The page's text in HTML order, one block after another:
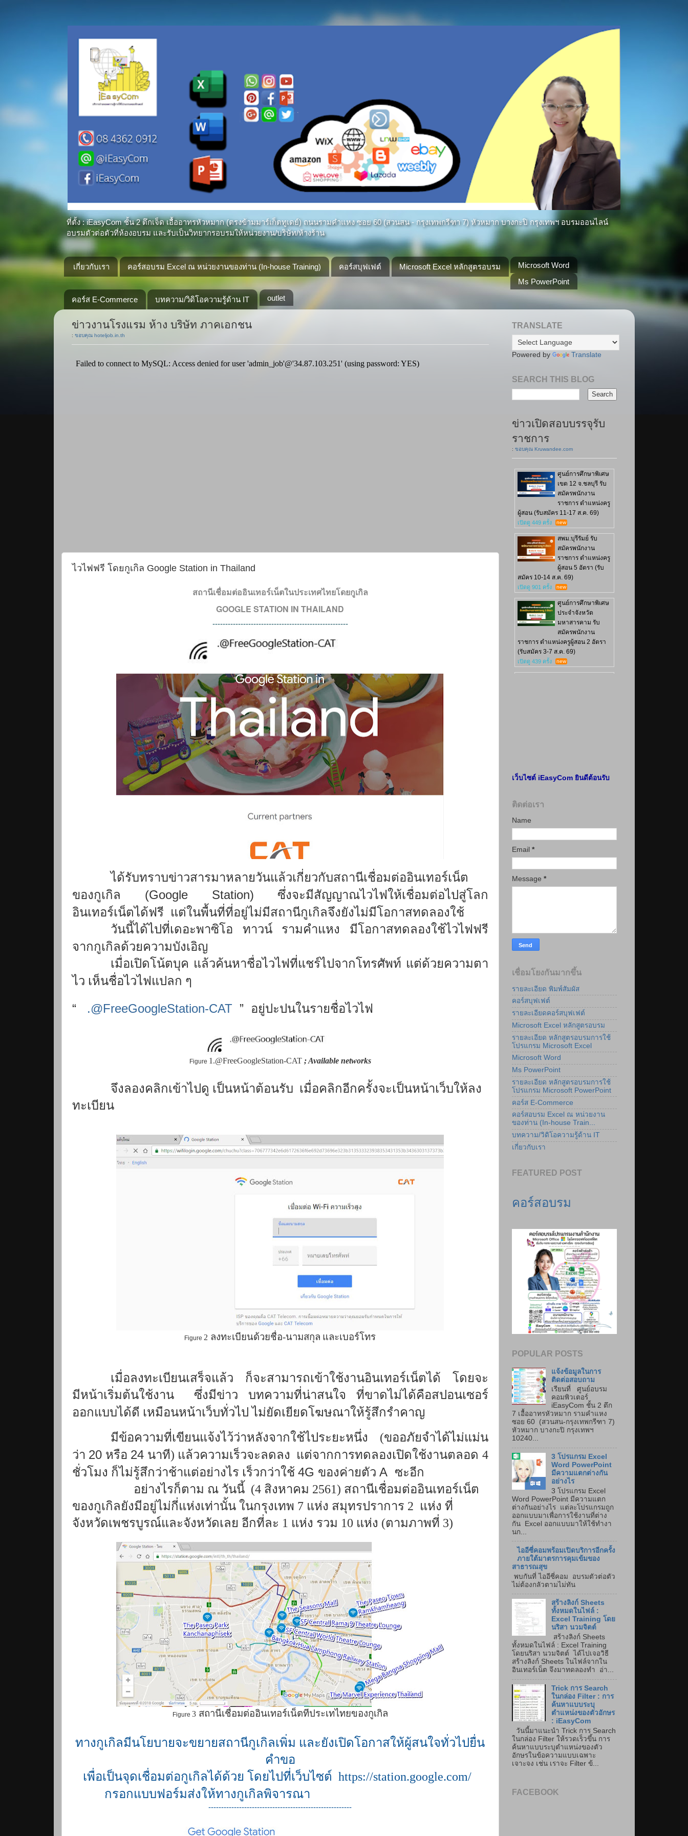
ที่ตั้ง : iEasyCom ชั้น 2 ตึกเจ็ด เอื้ออาทรหัวหมาก (ตรงข้ามมาร์เก็ตทูเดย์) ถนนรามคำแหง ซอย 60 (สวนสน - กรุงเทพกรีฑา 7) หัวหมาก บางกะปิ กรุงเทพฯ อบรมออนไลน์
อบรมตัวต่อตัวที่ห้องอบรม และรับเป็นวิทยากรอบรมให้หน่วยงาน/บริษัท/ห้างร้าน
เกี่ยวกับเรา คอร์สอบรม Excel ณ หน่วยงานของท่าน (In-house Training) คอร์สบุฟเฟต์ Microsoft Excel หลักสูตรอบรม
Microsoft Word
Ms PowerPoint
คอร์ส E-Commerce บทความ/วิดิโอความรู้ด้าน IT outlet
ข่าวงานโรงแรม ห้าง บริษัท ภาคเอกชน
: ขอบคุณ hoteljob.in.th
ไวไฟฟรี โดยกูเกิล Google Station in Thailand
สถานีเชื่อมต่ออินเทอร์เน็ตในประเทศไทยโดยกูเกิล
GOOGLE STATION IN THAILAND
-----------------------------------------------------
ได้รับทราบข่าวสารมาหลายวันแล้วเกี่ยวกับสถานีเชื่อมต่ออินเทอร์เน็ต
ของกูเกิล (Google Station) ซึ่งจะมีสัญญาณไวไฟให้เชื่อมต่อไปสู่โลก
อินเทอร์เน็ตได้ฟรี
แต่ในพื้นที่ที่อยู่ไม่มีสถานีกูเกิลจึงยังไม่มีโอกาสทดลองใช้
วันนี้ได้ไปที่เดอะพาซิโอ ทาวน์ รามคำแหง มีโอกาสทดลองใช้ไวไฟฟรี
จากกูเกิลด้วยความบังเอิญ
เมื่อเปิดโน้ตบุค แล้วค้นหาชื่อไวไฟที่แชร์ไปจากโทรศัพท์ แต่ด้วยความตา
ไว เห็นชื่อไวไฟแปลก ๆ
“ .@FreeGoogleStation-CAT ” อยู่ปะปนในรายชื่อไวไฟ
Figure 1 .@FreeGoogleStation-CAT ; Available networks
จึงลองคลิกเข้าไปดู เป็นหน้าต้อนรับ เมื่อคลิกอีกครั้งจะเป็นหน้าเว็บให้ลง
ทะเบียน
Figure 2 ลงทะเบียนด้วยชื่อ-นามสกุล และเบอร์โทร
เมื่อลงทะเบียนเสร็จแล้ว ก็จะสามารถเข้าใช้งานอินเทอร์เน็ตได้ โดยจะ
มีหน้าเริ่มต้นใช้งาน ซึ่งมีข่าว บทความที่น่าสนใจ ที่ขาดไม่ได้คือสปอนเซอร์
ออกแบบได้ดี เหมือนหน้าเว็บทั่วไป ไม่ยัดเยียดโฆษณาให้รู้สึกรำคาญ
มีข้อความที่เขียนแจ้งไว้ว่าหลังจากใช้ไประยะหนึ่ง (ขออภัยจำได้ไม่แม่น
ว่า 20 หรือ 24 นาที) แล้วความเร็วจะลดลง แต่จากการทดลองเปิดใช้งานตลอด 4
ชั่วโมง ก็ไม่รู้สึกว่าช้าแต่อย่างไร เร็วกว่าใช้ 4G ของค่ายตัว A ซะอีก
อย่างไรก็ตาม ณ วันนี้ (4 สิงหาคม 2561) สถานีเชื่อมต่ออินเทอร์เน็ต
ของกูเกิลยังมีอยู่ไม่กี่แห่งเท่านั้น ในกรุงเทพ 7แห่ง สมุทรปราการ 2 แห่ง ที่
จังหวัดเพชรบูรณ์และจังหวัดเลย อีกที่ละ 1 แห่ง รวม 10 แห่ง (ตามภาพที่ 3)
Figure 3สถานีเชื่อมต่ออินเทอร์เน็ตทีประเทไทยของกูเกิล
ทางกูเกิลมีนโยบายจะขยายสถานีกูเกิลเพิ่ม และยังเปิดโอกาสให้ผู้สนใจทั่วไปยื่น
คำขอ
เพื่อเป็นจุดเชื่อมต่อกูเกิลได้ด้วย โดยไปที่เว็บไซต์ https://station.google.com/
กรอกแบบฟอร์มส่งให้ทางกูเกิลพิจารณา
--------------------------------------------------------
TRANSLATE
Powered by Translate
SEARCH THIS BLOG
ข่าวเปิดสอบบรรจุรับ
ราชการ
: ขอบคุณ Kruwandee.com
เว็บไซต์ iEasyCom ยินดีต้อนรับ
ติดต่อเรา
Name
Email *
Message *
เชื่อมโยงกันมากขึ้น
รายละเอียด พิมพ์สัมผัส
คอร์สบุฟเฟต์
รายละเอียดคอร์สบุฟเฟต์
Microsoft Excel หลักสูตรอบรม
รายละเอียด หลักสูตรอบรมการใช้
โปรแกรม Microsoft Excel
Microsoft Word
Ms PowerPoint
รายละเอียด หลักสูตรอบรมการใช้
โปรแกรม Microsoft PowerPoint
คอร์ส E-Commerce
คอร์สอบรม Excel ณ หน่วยงาน
ของท่าน (In-house Train...
บทความ/วิดิโอความรู้ด้าน IT
เกี่ยวกับเรา
FEATURED POST
คอร์สอบรม
POPULAR POSTS
แจ้งข้อมูลในการ
ติดต่อสอบถาม
เรียนที่ ศูนย์อบรม
คอมพิวเตอร์
iEasyCom ชั้น 2 ตึก
7 เอื้ออาทรหัวหมาก รามคำแหง
ซอย 60 (สวนสน-กรุงเทพกรีฑา 7)
หัวหมาก บางกะปิ กรุงเทพฯ
10240...
3 โปรแกรม Excel
Word PowerPoint
มีความแตกต่างกัน
อย่างไร
3 โปรแกรม Excel
Word PowerPoint มีความแตก
ต่างกันอย่างไร แต่ละโปรแกรมถูก
ออกแบบมาเพื่อการใช้งานที่ต่าง
กัน Excel ออกแบบมาให้ใช้ทำงา
นก...
ไออีซี่คอมพร้อมเปิดบริการอีกครั้ง
ภายใต้มาตรการคุมเข้มของ
สาธารณสุข
พบกันที่ ไออีซี่คอม อบรมตัวต่อตัว
ไม่ต้องกลัวตามไม่ทัน
สร้างลิงก์ Sheets
ทั้งหมดในไฟล์ :
Excel Training โดย
นริสา นวมจิตต์
สร้างลิงก์ Sheets
ทั้งหมดในไฟล์ : Excel Training
โดยนริสา นวมจิตต์ ได้ไปเจอวิธี
สร้างลิงก์ Sheets ในไฟล์จากใน
อินเทอร์เน็ต จึงมาทดลองทำ อ่า...
Trick การ Search
ในกล่อง Filter : การ
ค้นหาแบบระบุ
ตำแหน่งของตัวอักษร
: iEasyCom
วันนี้มาแนะนำ Trick การ Search
ในกล่อง Filter ให้รวดเร็วขึ้น การ
ค้นหาแบบระบุตำแหน่งของตัว
อักษรในข้อความแบบเฉพาะ
เจาะจง เช่น เราจะ Filter ข้...
FACEBOOK